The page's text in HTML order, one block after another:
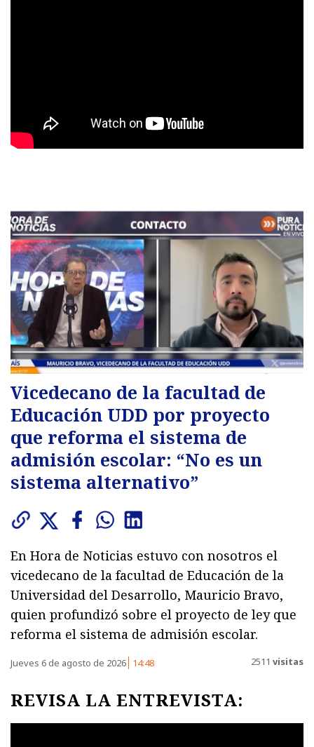
Vicedecano de la facultad de
Educación UDD por proyecto
que reforma el sistema de
admisión escolar: “No es un
sistema alternativo”
En Hora de Noticias estuvo con nosotros el
vicedecano de la facultad de Educación de la
Universidad del Desarrollo, Mauricio Bravo,
quien profundizó sobre el proyecto de ley que
reforma el sistema de admisión escolar.
Jueves 6 de agosto de 2026 14:48 2511 visitas
REVISA LA ENTREVISTA: